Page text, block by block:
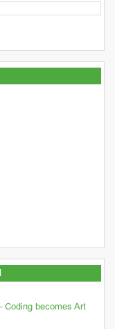
Coding becomes Art